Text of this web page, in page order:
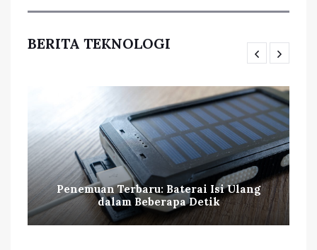
BERITA TEKNOLOGI
Penemuan Terbaru: Baterai Isi Ulang
dalam Beberapa Detik